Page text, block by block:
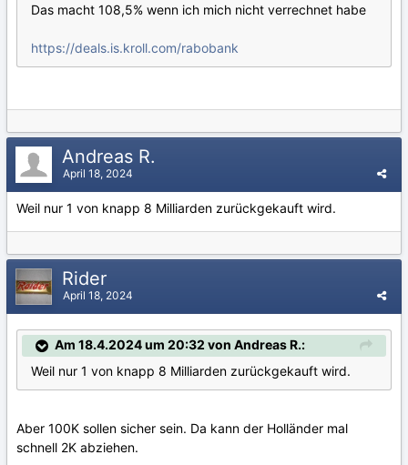
Das macht 108,5% wenn ich mich nicht verrechnet habe
https://deals.is.kroll.com/rabobank
Andreas R.
April 18, 2024
Weil nur 1 von knapp 8 Milliarden zurückgekauft wird.
Rider
April 18, 2024
Am 18.4.2024 um 20:32 von Andreas R.:
Weil nur 1 von knapp 8 Milliarden zurückgekauft wird.
Aber 100K sollen sicher sein. Da kann der Holländer mal
schnell 2K abziehen.